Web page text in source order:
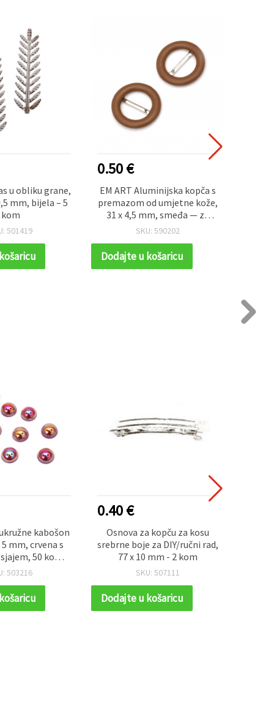
u obliku grane,
mm, bijela – 5
kom
501419
0.50 €
EM ART Aluminijska kopča s
premazom od umjetne kože,
31 x 4,5 mm, smeđa — za
izradu torbi i remena
SKU: 590202
Dodajte u košaricu
kabošon
mm, crvena s
50 kom,
pribor
503216
0.40 €
Osnova za kopču za kosu
srebrne boje za DIY/ručni rad,
77 x 10 mm - 2 kom
SKU: 507111
Dodajte u košaricu